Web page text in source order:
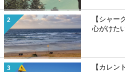
【シャー
心がけた
【カレン